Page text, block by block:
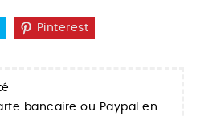
Pinterest
bancaire ou Paypal en